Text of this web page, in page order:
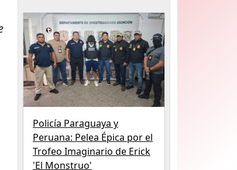
Policía Paraguaya y
Peruana: Pelea Épica por el
Trofeo Imaginario de Erick
'El Monstruo'